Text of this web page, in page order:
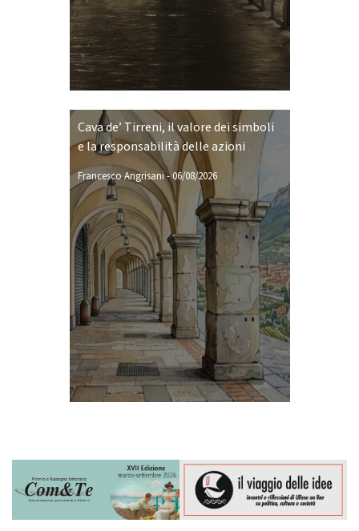
Cava de’ Tirreni, il valore dei simboli
e la responsabilità delle azioni
Francesco Angrisani-06/08/2026